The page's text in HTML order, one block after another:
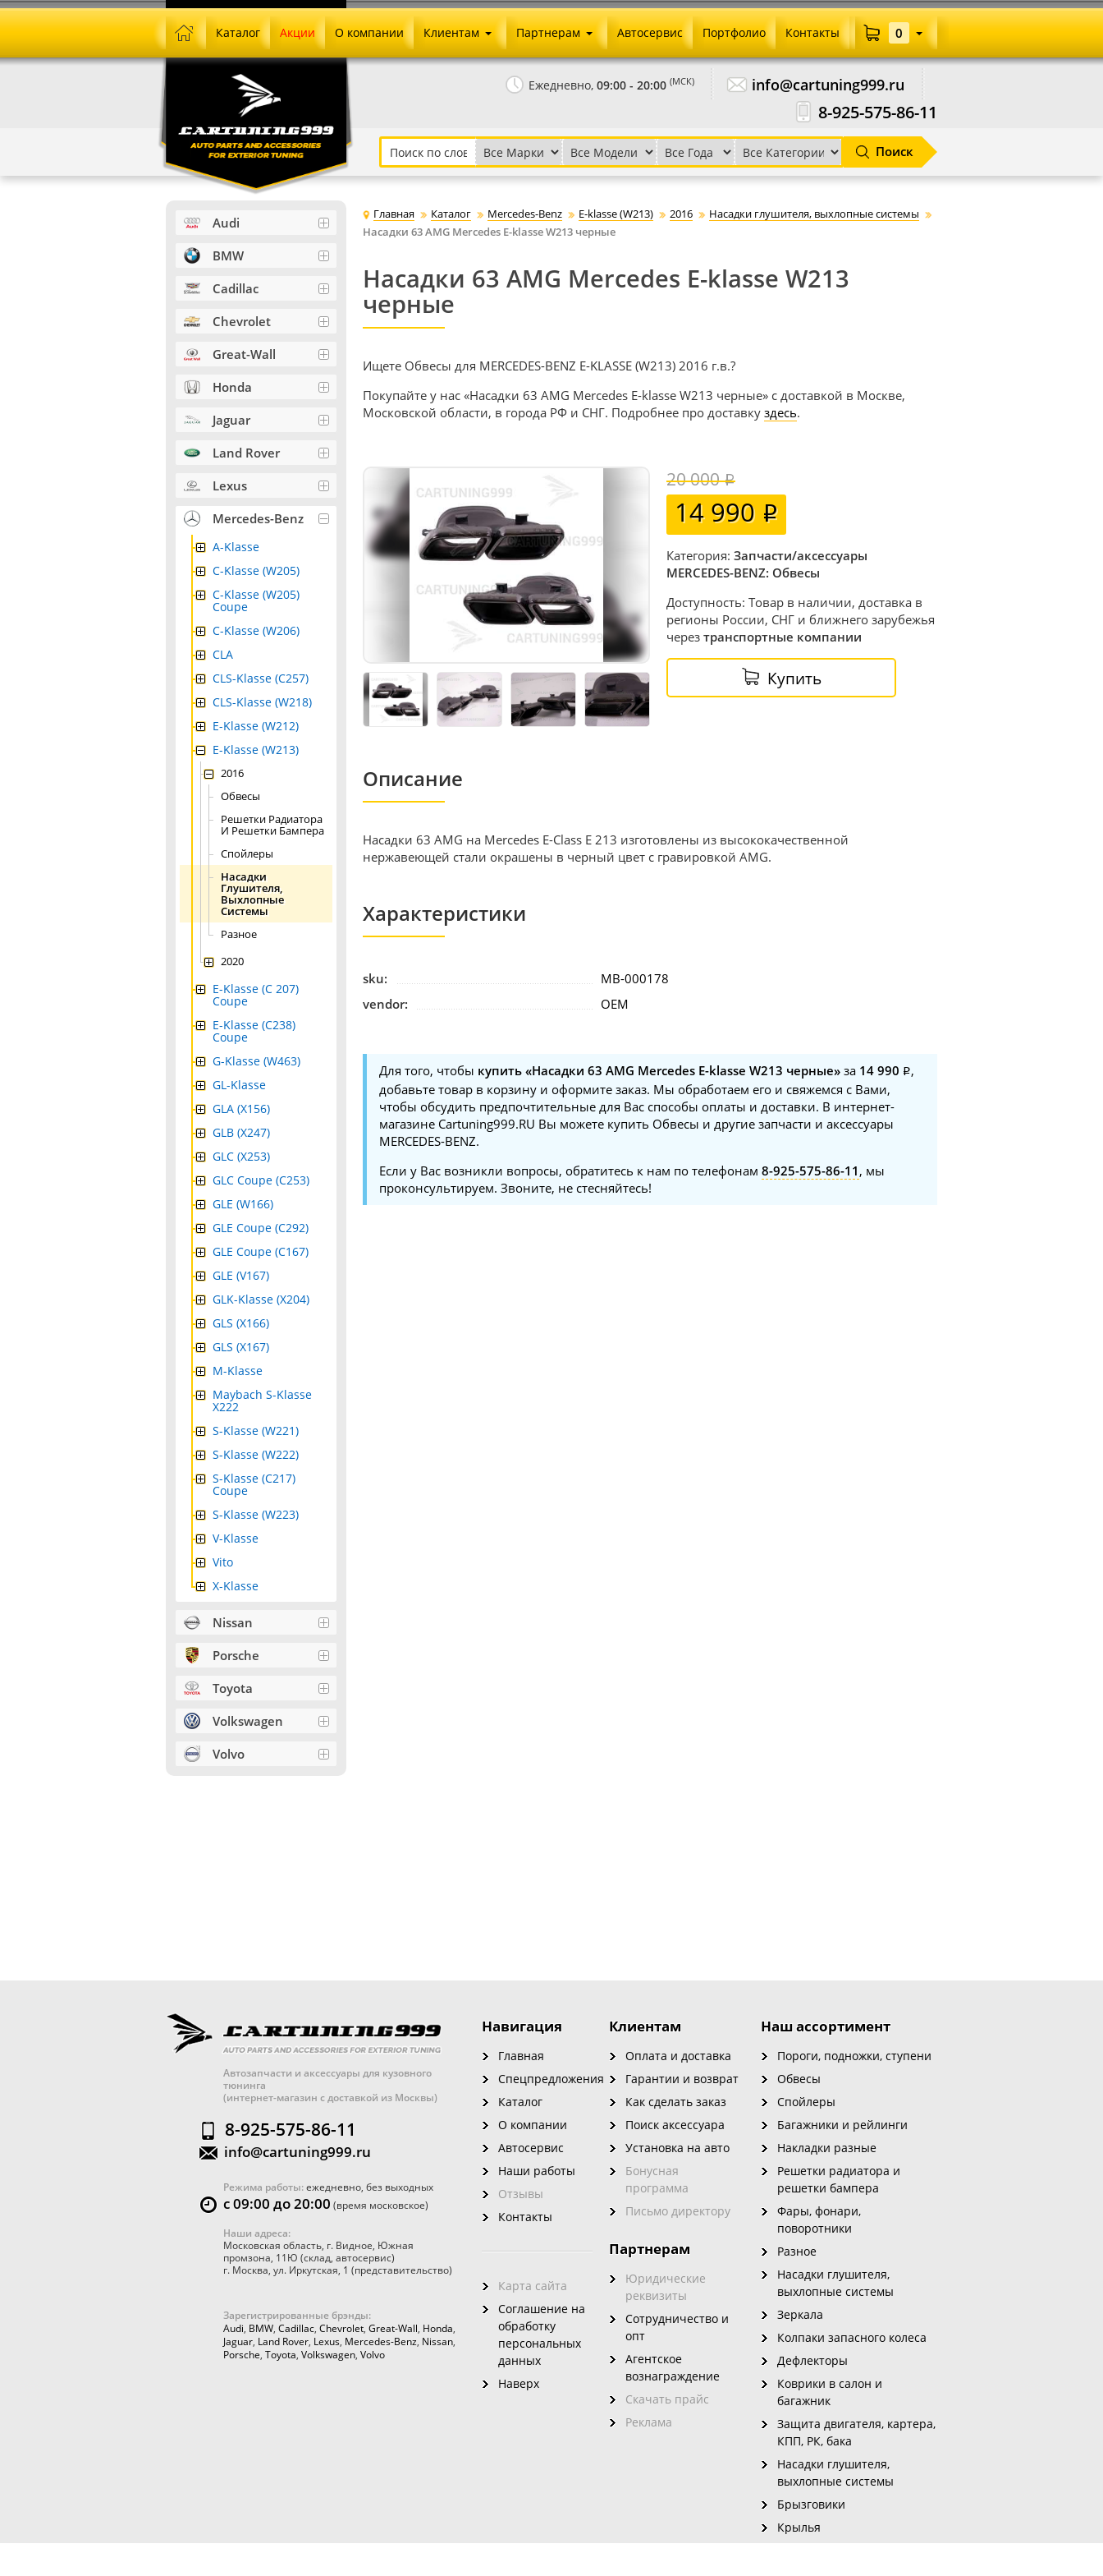
Ежедневно, 09:00 - 20:00 (МСК) info@cartuning999.ru
8-925-575-86-11
Поиск
Каталог Акции О компании Клиентам
Как сделать заказ
Установка на авто
Письмо директору
Партнерам
Агентское вознаграждение
Скачать прайс
Автосервис Портфолио Контакты 0
Главная Каталог Mercedes-Benz E-klasse (W213) 2016
Насадки глушителя, выхлопные системы
Насадки 63 AMG Mercedes E-klasse W213 черные
Насадки 63 AMG Mercedes E-klasse W213
черные
Ищете Обвесы для MERCEDES-BENZ E-KLASSE (W213) 2016 г.в.?
Покупайте у нас «Насадки 63 AMG Mercedes E-klasse W213 черные» с доставкой в Москве,
Московской области, в города РФ и СНГ. Подробнее про доставку здесь.
20 000
14 990
Категория: Запчасти/аксессуары
MERCEDES-BENZ: Обвесы
Доступность: Товар в наличии, доставка в
регионы России, СНГ и ближнего зарубежья
через транспортные компании
Купить
Описание
Насадки 63 AMG на Mercedes E-Class E 213 изготовлены из высококачественной
нержавеющей стали окрашены в черный цвет с гравировкой AMG.
Характеристики
sku:
MB-000178
vendor:
OEM
Для того, чтобы купить «Насадки 63 AMG Mercedes E-klasse W213 черные» за 14 990
,
добавьте товар в корзину и оформите заказ. Мы обработаем его и свяжемся с Вами,
чтобы обсудить предпочтительные для Вас способы оплаты и доставки. В интернет-
магазине Cartuning999.RU Вы можете купить Обвесы и другие запчасти и аксессуары
MERCEDES-BENZ.
Если у Вас возникли вопросы, обратитесь к нам по телефонам 8-925-575-86-11 , мы
проконсультируем. Звоните, не стесняйтесь!
Audi
BMW
Cadillac
Chevrolet
Great-Wall
Honda
Jaguar
Land Rover
Lexus
Mercedes-Benz
A-Klasse
C-Klasse (W205)
C-Klasse (W205)
Coupe
C-Klasse (W206)
CLA
CLS-Klasse (C257)
CLS-Klasse (W218)
E-Klasse (W212)
E-Klasse (W213)
2016
Обвесы
Решетки Радиатора
И Решетки Бампера
Спойлеры
Насадки
Глушителя,
Выхлопные
Системы
Разное
2020
E-Klasse (C 207)
Coupe
E-Klasse (C238)
Coupe
G-Klasse (W463)
GL-Klasse
GLA (X156)
GLB (X247)
GLC (X253)
GLC Coupe (C253)
GLE (W166)
GLE Coupe (C292)
GLE Coupe (C167)
GLE (V167)
GLK-Klasse (X204)
GLS (X166)
GLS (X167)
M-Klasse
Maybach S-Klasse
X222
S-Klasse (W221)
S-Klasse (W222)
S-Klasse (C217)
Coupe
S-Klasse (W223)
V-Klasse
Vito
X-Klasse
Nissan
Porsche
Toyota
Volkswagen
Volvo
Автозапчасти и аксессуары для кузовного
тюнинга
(интернет-магазин с доставкой из Москвы)
8-925-575-86-11
info@cartuning999.ru
Режима работы:ежедневно, без выходных
с 09:00 до 20:00 (время московское)
Наши адреса:
Московская область, г. Видное, Южная
промзона, 11Ю (склад, автосервис)
г. Москва, ул. Иркутская, 1 (представительство)
Зарегистрированные брэнды:
Audi, BMW, Cadillac, Chevrolet, Great-Wall, Honda,
Jaguar, Land Rover, Lexus, Mercedes-Benz, Nissan,
Porsche, Toyota, Volkswagen, Volvo
Наш ассортимент
Пороги, подножки, ступени
Обвесы
Спойлеры
Багажники и рейлинги
Накладки разные
Решетки радиатора и
решетки бампера
Фары, фонари,
поворотники
Разное
Насадки глушителя,
выхлопные системы
Зеркала
Колпаки запасного колеса
Дефлекторы
Коврики в салон и
багажник
Защита двигателя, картера,
КПП, РК, бака
Насадки глушителя,
выхлопные системы
Брызговики
Крылья
Навигация
Главная
Спецпредложения
Каталог
О компании
Автосервис
Наши работы
Отзывы
Контакты
Карта сайта
Соглашение на
обработку
персональных
данных
Наверх
Клиентам
Оплата и доставка
Гарантии и возврат
Как сделать заказ
Поиск аксессуара
Установка на авто
Бонусная
программа
Письмо директору
Партнерам
Юридические
реквизиты
Сотрудничество и
опт
Агентское
вознаграждение
Скачать прайс
Реклама